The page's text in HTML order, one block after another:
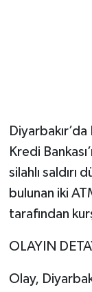
Kredi
silahlı saldırı
bulunan iki
tarafından
OLAYIN
Olay,